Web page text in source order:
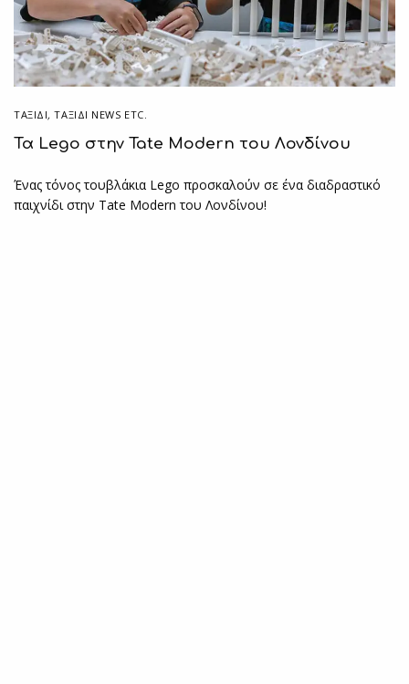
ΤΑΞΙΔΙ,ΤΑΞΊΔΙ NEWS ETC.
Τα Lego στην Tate Modern του Λονδίνου
Ένας τόνος τουβλάκια Lego προσκαλούν σε ένα διαδραστικό
παιχνίδι στην Tate Modern του Λονδίνου!